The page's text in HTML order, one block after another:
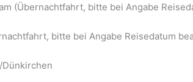
(Übernachtfahrt, bitte bei Angabe
bitte bei Angabe Reisedatum
Dünkirchen